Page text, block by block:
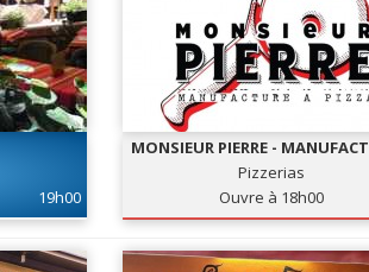
19h00
MONSIEUR PIERRE -
PIZZA
Pizzerias
Ouvre à 18h00